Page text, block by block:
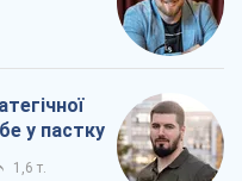
у пастку
1,6 т.